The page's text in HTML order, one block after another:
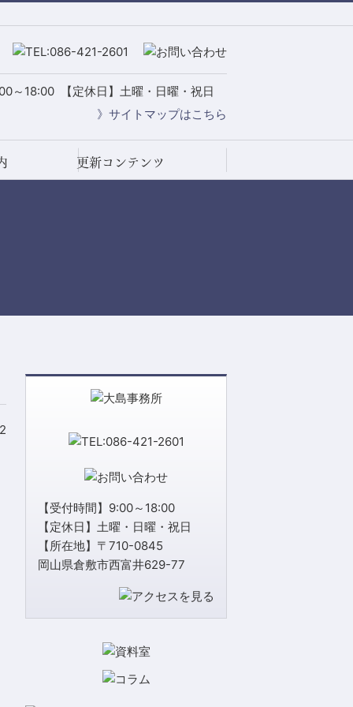
～18:00
【定休日】土曜・日曜・祝日
》サイトマップはこちら
更新コンテンツ
【受付時間】9:00～18:00
【定休日】土曜・日曜・祝日
【所在地】〒710-0845
岡山県倉敷市西富井629-77